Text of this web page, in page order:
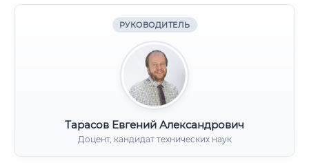
РУКОВОДИТЕЛЬ
Тарасов Евгений Александрович
Доцент, кандидат технических наук